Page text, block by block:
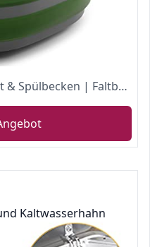
Multifunktion Schneidebrett & Spülbecken | Faltbare Spülschüssel in Grün Grau | Camping Faltschüssel | Wohnmobil Zubehör Gadgets
Kaltwasserhahn